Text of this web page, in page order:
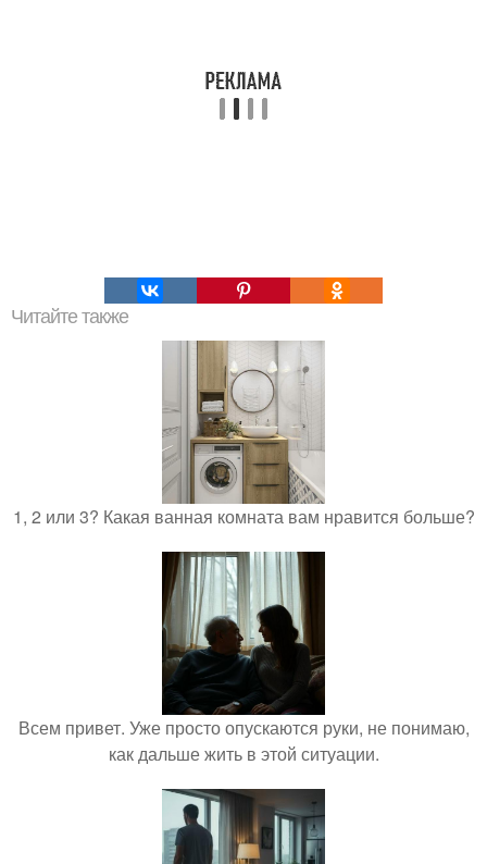
Читайте также
1, 2 или 3? Какая ванная комната вам нравится больше?
Всем привет. Уже просто опускаются руки, не понимаю,
как дальше жить в этой ситуации.